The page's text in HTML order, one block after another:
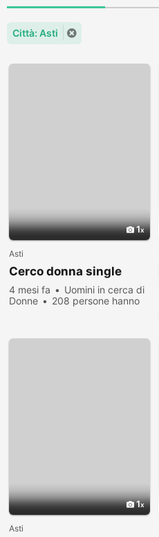
Città: Asti
1
Asti
Cerco donna single
4 mesi fa
Uomini in cerca di
Donne
208 persone hanno
1
Asti